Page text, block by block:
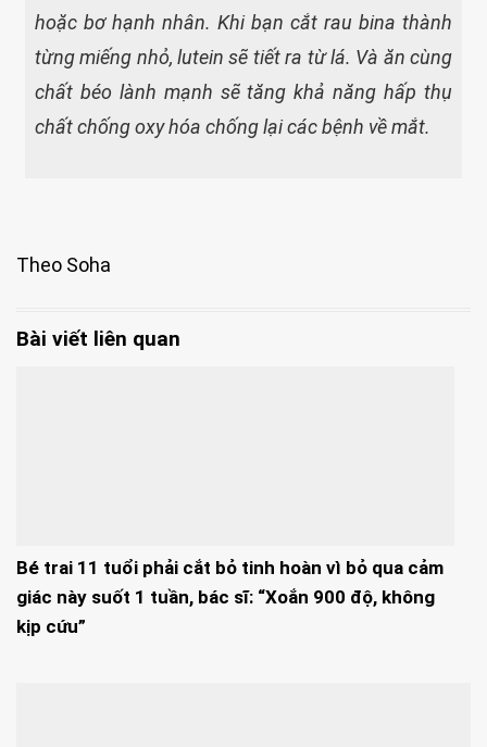
hoặc bơ hạnh nhân. Khi bạn cắt rau bina thành
từng miếng nhỏ, lutein sẽ tiết ra từ lá. Và ăn cùng
chất béo lành mạnh sẽ tăng khả năng hấp thụ
chất chống oxy hóa chống lại các bệnh về mắt.
Theo Soha
Bài viết liên quan
Bé trai 11 tuổi phải cắt bỏ tinh hoàn vì bỏ qua cảm
giác này suốt 1 tuần, bác sĩ: “Xoắn 900 độ, không
kịp cứu”